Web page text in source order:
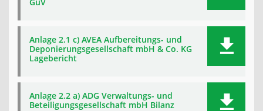
Anlage 2.1 c) AVEA Aufbereitungs- und
Deponierungsgesellschaft mbH & Co. KG
Lagebericht
Anlage 2.2 a) ADG Verwaltungs- und
Beteiligungsgesellschaft mbH Bilanz